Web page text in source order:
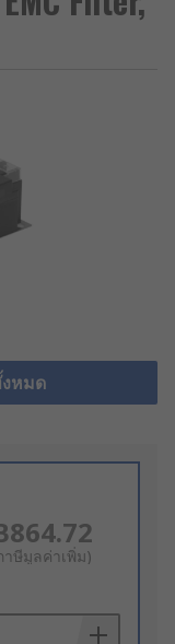
หมด
าษีมูลค่าเพิ่ม)